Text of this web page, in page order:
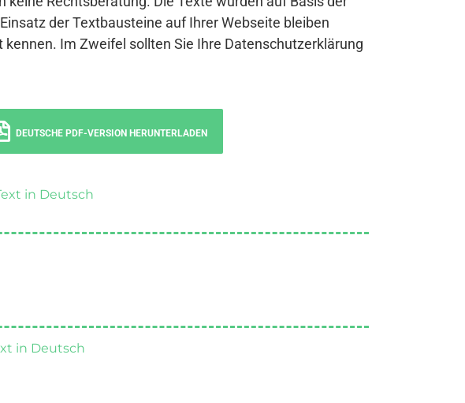
der Textbausteine auf Ihrer Webseite bleiben
Im Zweifel sollten Sie Ihre Datenschutzerklärung
DEUTSCHE PDF-VERSION HERUNTERLADEN
in Deutsch
in Deutsch